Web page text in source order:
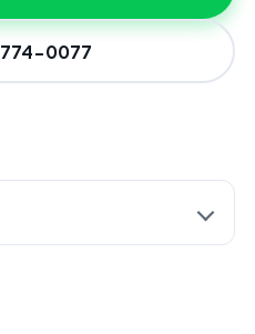
0077